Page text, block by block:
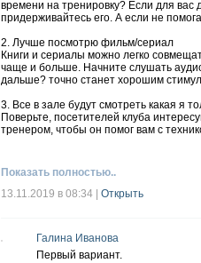
времени на тренировку? Если для вас
придерживайтесь его. А если не
2. Лучше посмотрю фильм/сериал
Книги и сериалы можно легко
чаще и больше. Начните слушать
дальше? точно станет хорошим
3. Все в зале будут смотреть какая я
Поверьте, посетителей клуба
тренером, чтобы он помог вам с
А какие оправдания придумываете
Показать полностью..
13.11.2019 в 08:34
Открыть
Галина Иванова
Первый вариант.